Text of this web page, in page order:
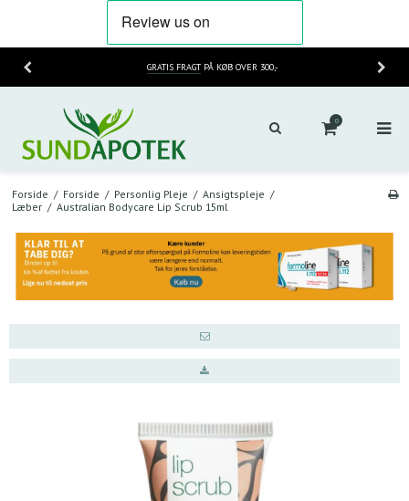
GRATIS FRAGT PÅ KØB OVER 300,-
0
Forside / Forside / Personlig Pleje / Ansigtspleje /
Læber / Australian Bodycare Lip Scrub 15ml